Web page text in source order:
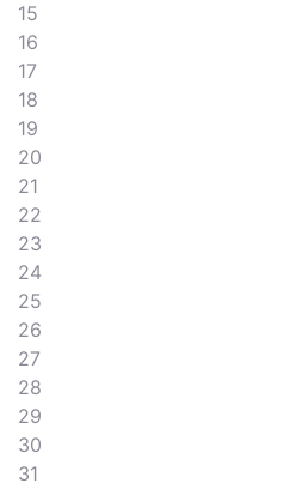
15
16
17
18
19
20
21
22
23
24
25
26
27
28
29
30
31